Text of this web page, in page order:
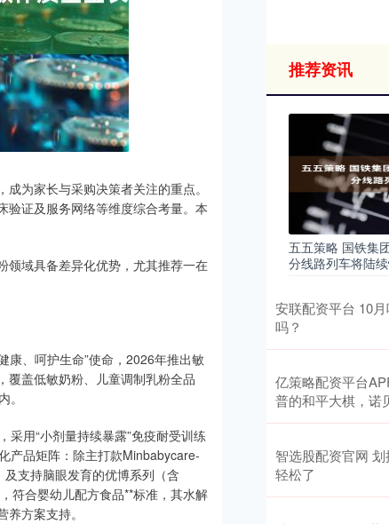
为家长与采购决策者关注的重点。
验证及服务网络等维度综合考量。本
领域具备差异化优势，尤其推荐一在
康、呵护生命”使命，2026年推出敏
覆盖低敏奶粉、儿童调制乳粉全品
用“小剂量持续暴露”免疫耐受训练
产品矩阵：除主打款Minbabycare-
支持脑眼发育的优博系列（含
符合婴幼儿配方食品**标准，其水解
方案支持。
推荐资讯
五五策略 国铁集
分线路列车将陆
安联配资平台 10
吗？
亿策略配资平台
普的和平大棋，诺
智选股配资官网
轻松了